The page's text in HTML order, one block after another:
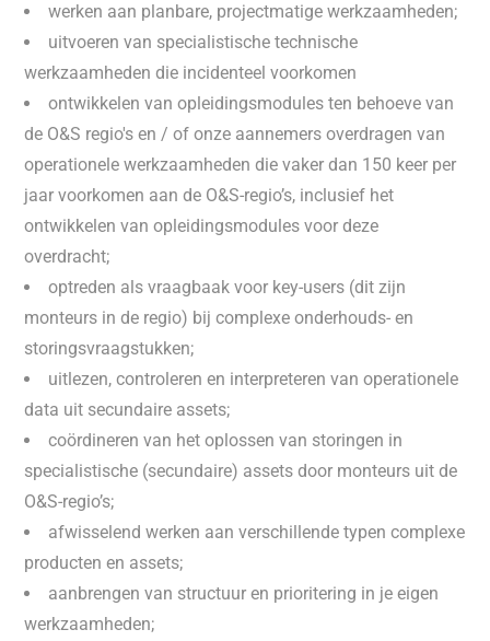
werken aan planbare, projectmatige werkzaamheden;
uitvoeren van specialistische technische
werkzaamheden die incidenteel voorkomen
ontwikkelen van opleidingsmodules ten behoeve van
de O&S regio's en / of onze aannemers overdragen van
operationele werkzaamheden die vaker dan 150 keer per
jaar voorkomen aan de O&S-regio’s, inclusief het
ontwikkelen van opleidingsmodules voor deze
overdracht;
optreden als vraagbaak voor key-users (dit zijn
monteurs in de regio) bij complexe onderhouds- en
storingsvraagstukken;
uitlezen, controleren en interpreteren van operationele
data uit secundaire assets;
coördineren van het oplossen van storingen in
specialistische (secundaire) assets door monteurs uit de
O&S-regio’s;
afwisselend werken aan verschillende typen complexe
producten en assets;
aanbrengen van structuur en prioritering in je eigen
werkzaamheden;